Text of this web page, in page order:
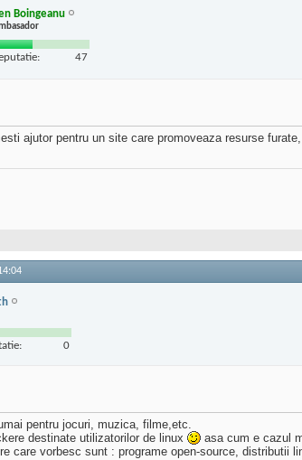
Boingeanu
47
ajutor pentru un site care promoveaza resurse
0
pentru jocuri, muzica, filme,etc.
destinate utilizatorilor de linux
asa cum e cazul
care vorbesc sunt : programe open-source, distributii